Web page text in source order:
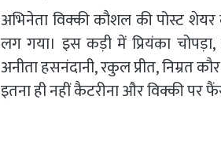
अभिनेता विक्की कौशल की पोस्ट
लग गया। इस कड़ी में प्रियंका चोपड़ा,
अनीता हसनंदानी, रकुल प्रीत, निम्रत
इतना ही नहीं कैटरीना और विक्की पर